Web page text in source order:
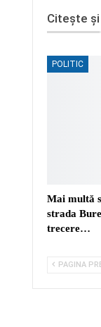
Citește și
POLITIC
Mai multă
strada
trecere…
PAGINA